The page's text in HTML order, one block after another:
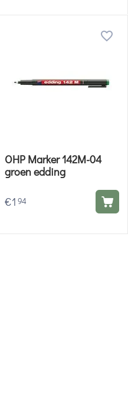
OHP Marker 142M-04
groen edding
€1 94